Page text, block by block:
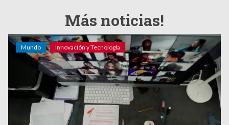
Más noticias!
Mundo Innovación y Tecnología